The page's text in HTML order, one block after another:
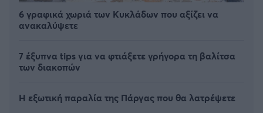
6 γραφικά χωριά των Κυκλάδων που αξίζει να
ανακαλύψετε
7 έξυπνα tips για να φτιάξετε γρήγορα τη βαλίτσα
των διακοπών
Η εξωτική παραλία της Πάργας που θα λατρέψετε